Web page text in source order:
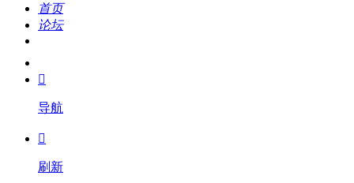
首页
论坛
我的

导航

刷新